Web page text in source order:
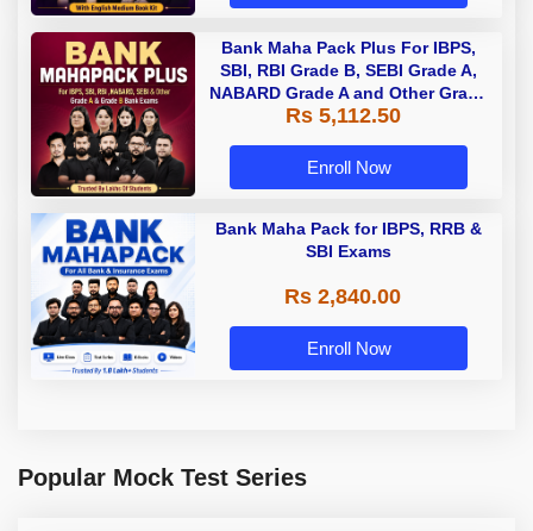
Bank Maha Pack Plus For IBPS,
SBI, RBI Grade B, SEBI Grade A,
NABARD Grade A and Other Grade
A & Grade B Bank Exams
Rs 5,112.50
Enroll Now
Bank Maha Pack for IBPS, RRB &
SBI Exams
Rs 2,840.00
Enroll Now
Popular Mock Test Series